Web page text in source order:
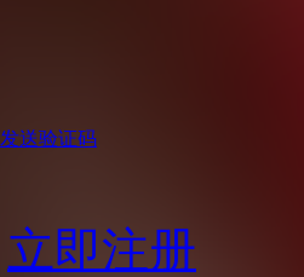
发送验证码
立即注册